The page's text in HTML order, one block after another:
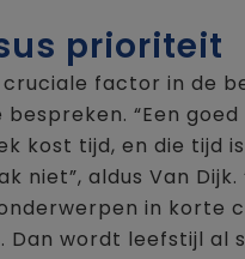
prioriteit
factor in de
“Een goed
kost tijd, en die tijd
niet”, aldus Van Dijk.
in korte
Dan wordt leefstijl al